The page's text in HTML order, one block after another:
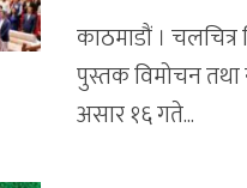
काठमाडौं ।
पुस्तक विमोचन
असार १६ गते...